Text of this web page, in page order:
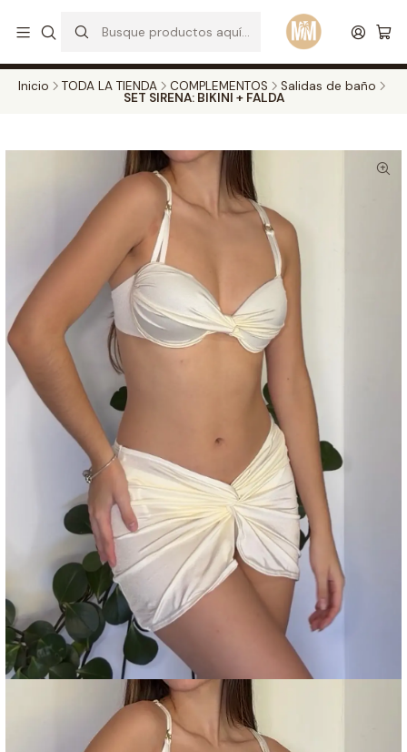
Envios a todo el pais. Opcion EXPRESS en Medellin y Bogota Leer más
Inicio TODA LA TIENDA COMPLEMENTOS Salidas de baño
SET SIRENA: BIKINI + FALDA